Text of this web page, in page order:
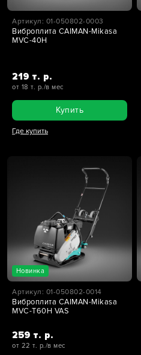
Артикул: 01-050802-0003
Виброплита CAIMAN-Mikasa
MVC-40H
219 т. р.
от 18 т. р./в мес
Купить
Где купить
Новинка
Артикул: 01-050802-0014
Виброплита CAIMAN-Mikasa
MVC-T60H VAS
259 т. р.
от 22 т. р./в мес